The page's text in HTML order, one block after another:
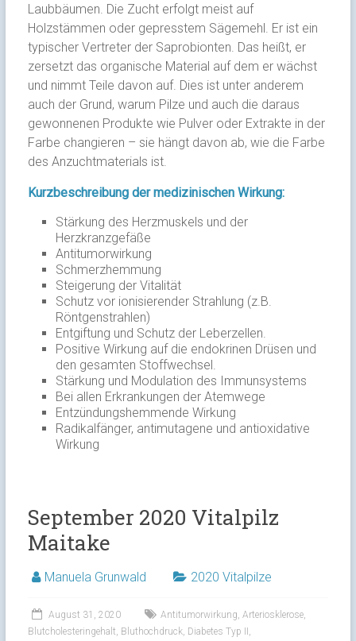
Laubbäumen. Die Zucht erfolgt meist auf
Holzstämmen oder gepresstem Sägemehl. Er ist ein
typischer Vertreter der Saprobionten. Das heißt, er
zersetzt das organische Material auf dem er wächst
und nimmt Teile davon auf. Dies ist unter anderem
auch der Grund, warum Pilze und auch die daraus
gewonnenen Produkte wie Pulver oder Extrakte in der
Farbe changieren – sie hängt davon ab, wie die Farbe
des Anzuchtmaterials ist.
Kurzbeschreibung der medizinischen Wirkung:
Stärkung des Herzmuskels und der
Herzkranzgefäße
Antitumorwirkung
Schmerzhemmung
Steigerung der Vitalität
Schutz vor ionisierender Strahlung (z.B.
Röntgenstrahlen)
Entgiftung und Schutz der Leberzellen.
Positive Wirkung auf die endokrinen Drüsen und
den gesamten Stoffwechsel.
Stärkung und Modulation des Immunsystems
Bei allen Erkrankungen der Atemwege
Entzündungshemmende Wirkung
Radikalfänger, antimutagene und antioxidative
Wirkung
September 2020 Vitalpilz
Maitake
Manuela Grunwald 2020 Vitalpilze
August 31, 2020 Antitumorwirkung Arteriosklerose,
Blutcholesteringehalt Bluthochdruck, Diabetes Typ II